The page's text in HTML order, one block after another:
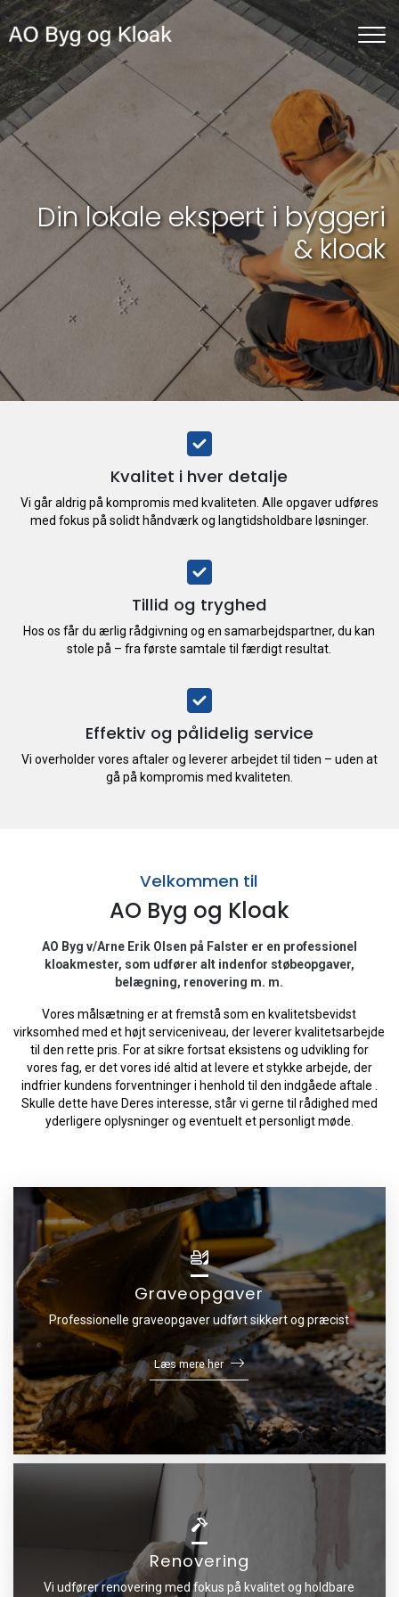
Gå
til
hovedindhold
Din lokale ekspert i byggeri
& kloak
Kvalitet i hver detalje
Vi går aldrig på kompromis med kvaliteten. Alle opgaver udføres
med fokus på solidt håndværk og langtidsholdbare løsninger.
Tillid og tryghed
Hos os får du ærlig rådgivning og en samarbejdspartner, du kan
stole på – fra første samtale til færdigt resultat.
Effektiv og pålidelig service
Vi overholder vores aftaler og leverer arbejdet til tiden – uden at
gå på kompromis med kvaliteten.
Velkommen til
AO Byg og Kloak
AO Byg v/Arne Erik Olsen på Falster er en professionel
kloakmester, som udfører alt indenfor støbeopgaver,
belægning, renovering m. m.
Vores målsætning er at fremstå som en kvalitetsbevidst
virksomhed med et højt serviceniveau, der leverer kvalitetsarbejde
til den rette pris. For at sikre fortsat eksistens og udvikling for
vores fag, er det vores idé altid at levere et stykke arbejde, der
indfrier kundens forventninger i henhold til den indgåede aftale .
Skulle dette have Deres interesse, står vi gerne til rådighed med
yderligere oplysninger og eventuelt et personligt møde.
Graveopgaver
Professionelle graveopgaver udført sikkert og præcist
Læs mere her
Renovering
Vi udfører renovering med fokus på kvalitet og holdbare